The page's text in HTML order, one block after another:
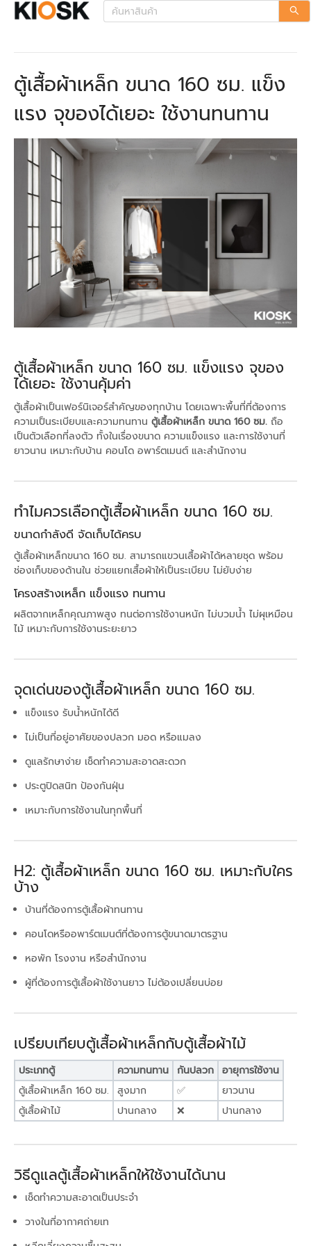
ตู้เสื้อผ้าเหล็ก ขนาด 160 ซม. แข็ง
แรง จุของได้เยอะ ใช้งานทนทาน
ตู้เสื้อผ้าเหล็ก ขนาด 160 ซม. แข็งแรง จุของ
ได้เยอะ ใช้งานคุ้มค่า
ตู้เสื้อผ้าเป็นเฟอร์นิเจอร์สำคัญของทุกบ้าน โดยเฉพาะพื้นที่ที่ต้องการ
ความเป็นระเบียบและความทนทาน ตู้เสื้อผ้าเหล็ก ขนาด 160 ซม. ถือ
เป็นตัวเลือกที่ลงตัว ทั้งในเรื่องขนาด ความแข็งแรง และการใช้งานที่
ยาวนาน เหมาะกับบ้าน คอนโด อพาร์ตเมนต์ และสำนักงาน
ทำไมควรเลือกตู้เสื้อผ้าเหล็ก ขนาด 160 ซม.
ขนาดกำลังดี จัดเก็บได้ครบ
ตู้เสื้อผ้าเหล็กขนาด 160 ซม. สามารถแขวนเสื้อผ้าได้หลายชุด พร้อม
ช่องเก็บของด้านใน ช่วยแยกเสื้อผ้าให้เป็นระเบียบ ไม่ยับง่าย
โครงสร้างเหล็ก แข็งแรง ทนทาน
ผลิตจากเหล็กคุณภาพสูง ทนต่อการใช้งานหนัก ไม่บวมน้ำ ไม่ผุเหมือน
ไม้ เหมาะกับการใช้งานระยะยาว
จุดเด่นของตู้เสื้อผ้าเหล็ก ขนาด 160 ซม.
แข็งแรง รับน้ำหนักได้ดี
ไม่เป็นที่อยู่อาศัยของปลวก มอด หรือแมลง
ดูแลรักษาง่าย เช็ดทำความสะอาดสะดวก
ประตูปิดสนิท ป้องกันฝุ่น
เหมาะกับการใช้งานในทุกพื้นที่
H2: ตู้เสื้อผ้าเหล็ก ขนาด 160 ซม. เหมาะกับใคร
บ้าง
บ้านที่ต้องการตู้เสื้อผ้าทนทาน
คอนโดหรืออพาร์ตเมนต์ที่ต้องการตู้ขนาดมาตรฐาน
หอพัก โรงงาน หรือสำนักงาน
ผู้ที่ต้องการตู้เสื้อผ้าใช้งานยาว ไม่ต้องเปลี่ยนบ่อย
เปรียบเทียบตู้เสื้อผ้าเหล็กกับตู้เสื้อผ้าไม้
ประเภทตู้ ความทนทาน กันปลวก อายุการใช้งาน
ตู้เสื้อผ้าเหล็ก 160 ซม.
สูงมาก ✅
ยาวนาน
ตู้เสื้อผ้าไม้
ปานกลาง ❌ ปานกลาง
วิธีดูแลตู้เสื้อผ้าเหล็กให้ใช้งานได้นาน
เช็ดทำความสะอาดเป็นประจำ
วางในที่อากาศถ่ายเท